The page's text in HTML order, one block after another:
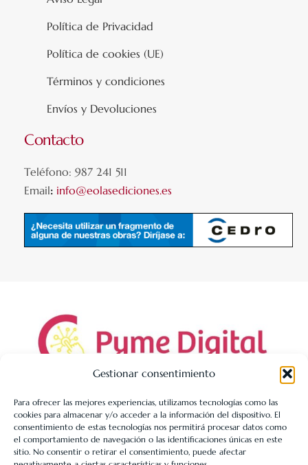
Gestionar consentimiento
Para ofrecer las mejores experiencias, utilizamos tecnologías como las
cookies para almacenar y/o acceder a la información del dispositivo. El
consentimiento de estas tecnologías nos permitirá procesar datos como
el comportamiento de navegación o las identificaciones únicas en este
sitio. No consentir o retirar el consentimiento, puede afectar
Política de Privacidad
Política de cookies (UE)
Términos y condiciones
Envíos y Devoluciones
Contacto
Teléfono: 987 241 511
Email: info@eolasediciones.es
LIBRERÍA UNIVERSITARIA LEÓN 1980 SLL ha sido beneficiaria
de Fondos Europeos, cuyo objetivo es la mejora de la
competitividad de las PYMES, y gracias al cual ha puesto en